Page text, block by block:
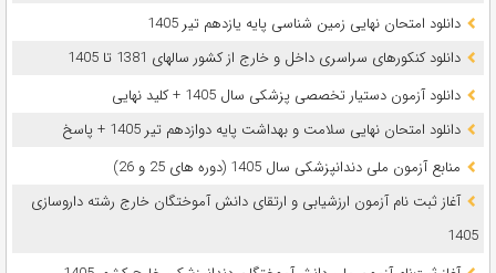
دانلود امتحان نهایی زمین شناسی پایه یازدهم تیر 1405
دانلود کنکورهای سراسری داخل و خارج از کشور سالهای 1381 تا 1405
دانلود آزمون دستیار تخصصی پزشکی سال 1405 + کلید نهایی
دانلود امتحان نهایی سلامت و بهداشت پایه دوازدهم تیر 1405 + پاسخ
ﻣﻨﺎﺑﻊ آزﻣﻮن ﻣﻠﯽ دندانپزشکی سال 1405 (دوره های 25 و 26)
آغاز ثبت نام آزمون‌ ارزشیابی و ارتقای دانش آموختگان خارج رشته داروسازی
1405